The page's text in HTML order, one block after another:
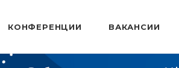
КОНФЕРЕНЦИИ ВАКАНСИИ